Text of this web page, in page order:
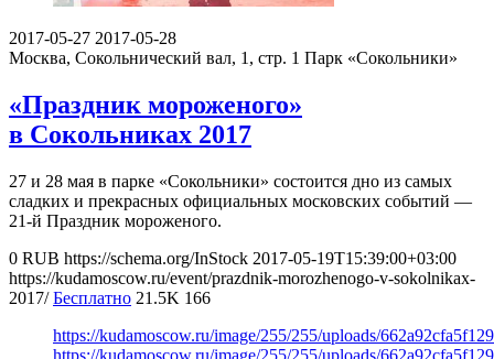
2017-05-27 2017-05-28
Москва, Сокольнический вал, 1, стр. 1 Парк «Сокольники»
«Праздник мороженого»
в Сокольниках 2017
27 и 28 мая в парке «Сокольники» состоится дно из самых
сладких и прекрасных официальных московских событий —
21-й Праздник мороженого.
0 RUB https://schema.org/InStock 2017-05-19T15:39:00+03:00
https://kudamoscow.ru/event/prazdnik-morozhenogo-v-sokolnikax-
2017/ Бесплатно 21.5K 166
https://kudamoscow.ru/image/255/255/uploads/
https://kudamoscow.ru/image/255/255/uploads/